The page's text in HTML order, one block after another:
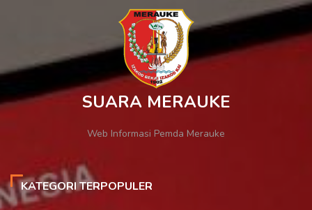
SUARA MERAUKE
Web Informasi Pemda Merauke
KATEGORI TERPOPULER